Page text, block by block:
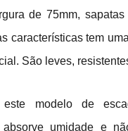
de 75mm,
características tem
São leves,
modelo de
umidade e